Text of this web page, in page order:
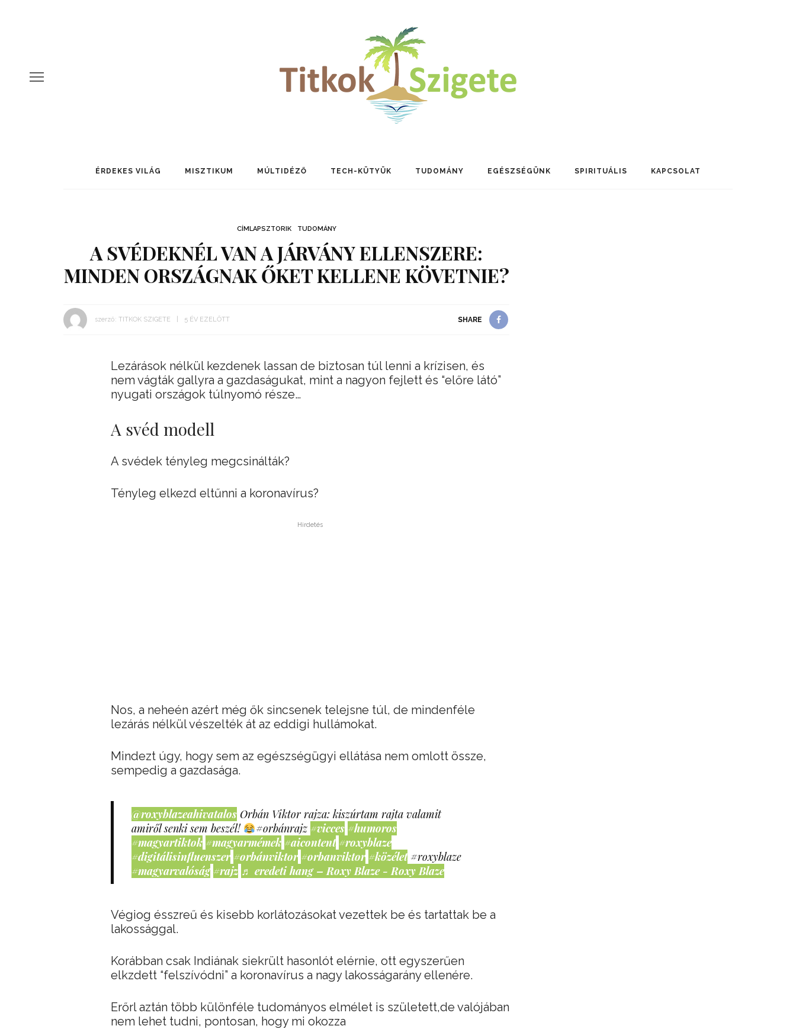
ÉRDEKES VILÁG MISZTIKUM MÚLTIDÉZŐ TECH-KÜTYÜK TUDOMÁNY EGÉSZSÉGÜNK SPIRITUÁLIS KAPCSOLAT
CÍMLAPSZTORIK TUDOMÁNY
A SVÉDEKNÉL VAN A JÁRVÁNY ELLENSZERE:
MINDEN ORSZÁGNAK ŐKET KELLENE KÖVETNIE?
szerző: TITKOK SZIGETE 5 ÉV EZELŐTT SHARE
Lezárások nélkül kezdenek lassan de biztosan túl lenni a krízisen, és
nem vágták gallyra a gazdaságukat, mint a nagyon fejlett és “előre látó”
nyugati országok túlnyomó része…
A svéd modell
A svédek tényleg megcsinálták?
Tényleg elkezd eltűnni a koronavírus?
Hirdetés
Nos, a neheén azért még ők sincsenek telejsne túl, de mindenféle
lezárás nélkül vészelték át az eddigi hullámokat.
Mindezt úgy, hogy sem az egészségügyi ellátása nem omlott össze,
sempedig a gazdasága.
@roxyblazeahivatalos Orbán Viktor rajza: kiszúrtam rajta valamit
amiről senki sem beszél!
#orbánrajz #vicces #humoros
#magyartiktok #magyarmémek #aicontent #roxyblaze
#digitálisinfluenszer #orbánviktor #orbanviktor #közélet #roxyblaze
#magyarvalóság #rajz ♬ eredeti hang – Roxy Blaze - Roxy Blaze
Végiog ésszreű és kisebb korlátozásokat vezettek be és tartattak be a
lakossággal.
Korábban csak Indiának siekrült hasonlót elérnie, ott egyszerűen
elkzdett “felszívódni” a koronavírus a nagy lakosságarány ellenére.
Erőrl aztán több különféle tudományos elmélet is született,de valójában
nem lehet tudni, pontosan, hogy mi okozza